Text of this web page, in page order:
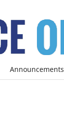
Announcements